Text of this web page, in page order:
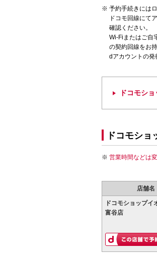
予約手続きには
ドコモ回線にて
確認ください。
Wi-Fiまたはご自
の契約回線をお
dアカウントの発
ドコモシ
ドコモショ
営業時間などは
店舗名
ドコモショップイ
富谷店